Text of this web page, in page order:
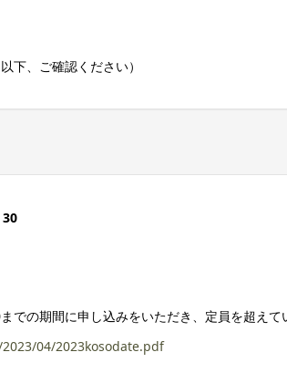
下、ご確認ください）
での期間に申し込みをいただき、定員を超え
04/2023kosodate.pdf